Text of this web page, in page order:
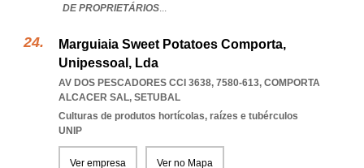
DE PROPRIETÁRIOS...
Marguiaia Sweet Potatoes Comporta,
Unipessoal, Lda
AV DOS PESCADORES CCI 3638, 7580-613, COMPORTA
ALCACER SAL, SETUBAL
Culturas de produtos hortícolas, raízes e tubérculos
UNIP
Ver empresa Ver no Mapa